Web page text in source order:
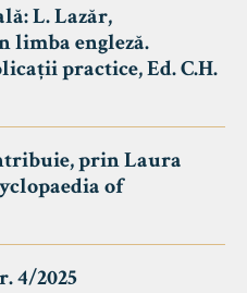
L. Lazăr,
limba engleză.
practice, Ed. C.H.
prin Laura
of
4/2025